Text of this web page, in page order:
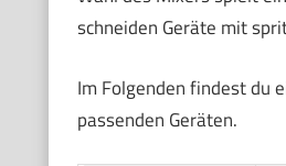
schneiden Geräte mit
Im Folgenden findest du
passenden Geräten.